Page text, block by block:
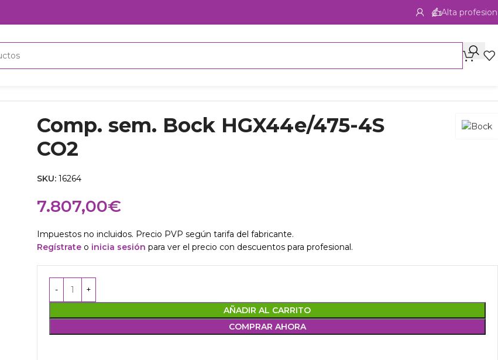
Alta
Comp. sem. Bock HGX44e/475-4S
CO2
SKU: 16264
7.807,00€
Impuestos no incluidos. Precio PVP según tarifa del fabricante.
Regístrateo inicia sesión para ver el precio con descuentos para profesional.
AÑADIR AL CARRITO
COMPRAR AHORA